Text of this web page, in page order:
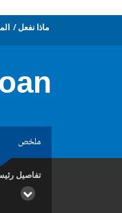
ماذا نفعل
ملخص
تفاصيل